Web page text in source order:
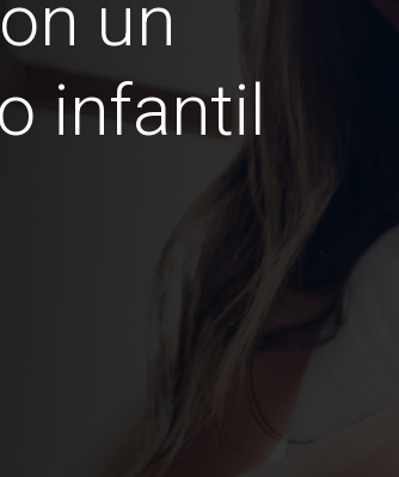
un
infantil